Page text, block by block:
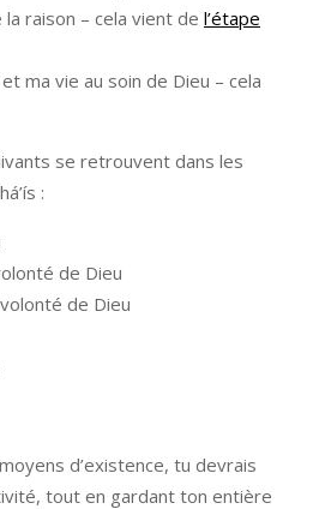
raison – cela vient de l’étape
ma vie au soin de Dieu – cela
se retrouvent dans les
:
de Dieu
de Dieu
d’existence, tu devrais
tout en gardant ton entière